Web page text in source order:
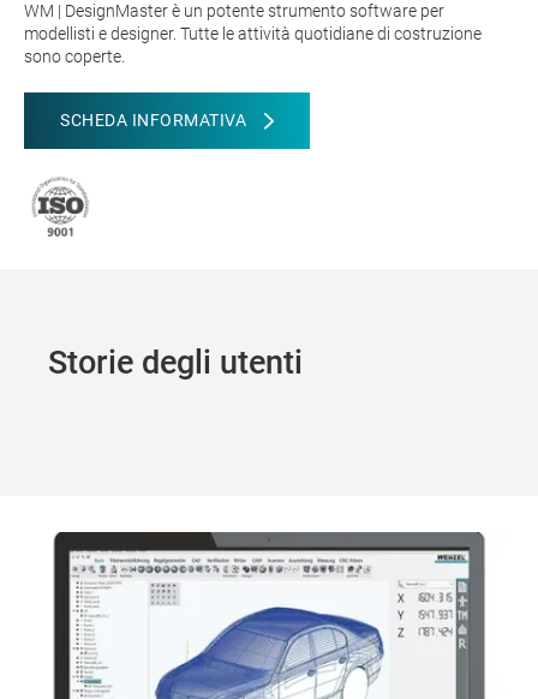
WM | DesignMaster è un potente strumento software per
modellisti e designer. Tutte le attività quotidiane di costruzione
sono coperte.
SCHEDA INFORMATIVA
Storie degli utenti